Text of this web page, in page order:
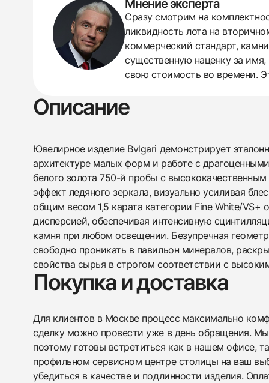
Мнение эксперта
Сразу смотрим на
ликвидность лота на
коммерческий стандарт,
существенную наценку за
свою стоимость во времени.
Описание
Ювелирное изделие Bvlgari демонстрирует
архитектуре малых форм и работе с
белого золота 750-й пробы с
эффект ледяного зеркала, визуально усиливая
общим весом 1,5 карата категории Fine White/VS+
дисперсией, обеспечивая интенсивную
камня при любом освещении. Безупречная
свободно проникать в павильон минералов,
свойства сырья в строгом соответствии с
Покупка и доставка
Для клиентов в Москве процесс максимально
сделку можно провести уже в день обращения.
поэтому готовы встретиться как в нашем офисе,
профильном сервисном центре столицы на ваш
убедиться в качестве и подлинности изделия.